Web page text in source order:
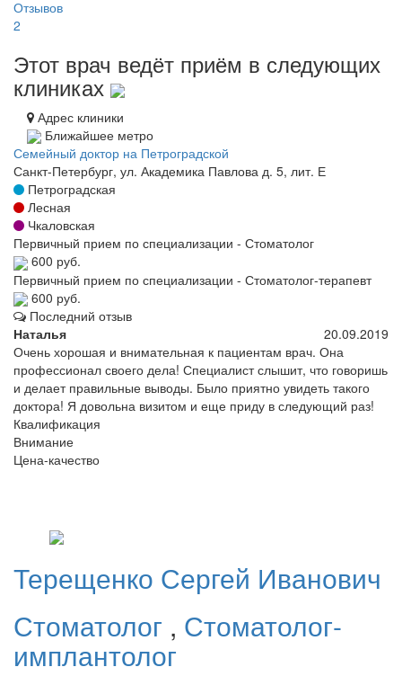
Отзывов
2
Этот врач ведёт приём в следующих
клиниках
Адрес клиники
Ближайшее метро
Семейный доктор на Петроградской
Санкт-Петербург, ул. Академика Павлова д. 5, лит. Е
Петроградская
Лесная
Чкаловская
Первичный прием по специализации - Стоматолог
600 руб.
Первичный прием по специализации - Стоматолог-терапевт
600 руб.
Последний отзыв
Наталья
20.09.2019
Очень хорошая и внимательная к пациентам врач. Она
профессионал своего дела! Специалист слышит, что говоришь
и делает правильные выводы. Было приятно увидеть такого
доктора! Я довольна визитом и еще приду в следующий раз!
Квалификация
Внимание
Цена-качество
Терещенко Сергей Иванович
Стоматолог , Стоматолог-
имплантолог